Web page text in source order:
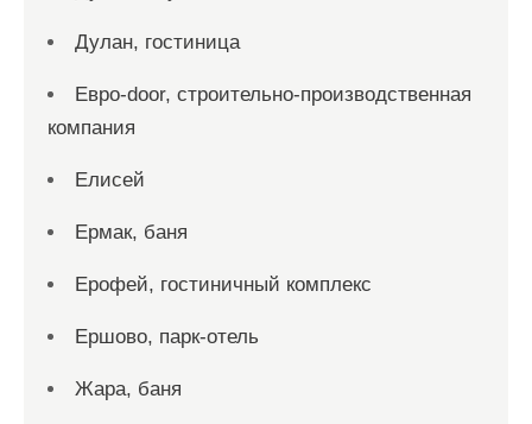
Дулан, гостиница
Евро-door, строительно-производственная
компания
Елисей
Ермак, баня
Ерофей, гостиничный комплекс
Ершово, парк-отель
Жара, баня